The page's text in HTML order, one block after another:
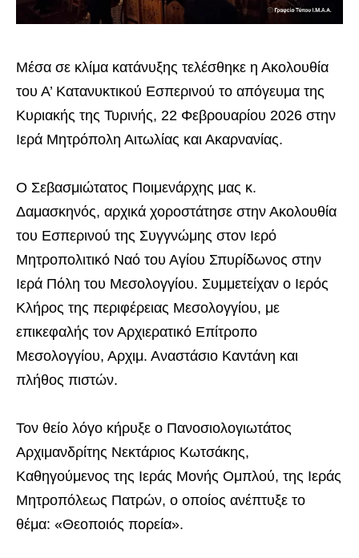
Μέσα σε κλίμα κατάνυξης τελέσθηκε η Ακολουθία
του Α’ Κατανυκτικού Εσπερινού το απόγευμα της
Κυριακής της Τυρινής, 22 Φεβρουαρίου 2026 στην
Ιερά Μητρόπολη Αιτωλίας και Ακαρνανίας.
Ο Σεβασμιώτατος Ποιμενάρχης μας κ.
Δαμασκηνός, αρχικά χοροστάτησε στην Ακολουθία
του Εσπερινού της Συγγνώμης στον Ιερό
Μητροπολιτικό Ναό του Αγίου Σπυρίδωνος στην
Ιερά Πόλη του Μεσολογγίου. Συμμετείχαν ο Ιερός
Κλήρος της περιφέρειας Μεσολογγίου, με
επικεφαλής τον Αρχιερατικό Επίτροπο
Μεσολογγίου, Αρχιμ. Αναστάσιο Καντάνη και
πλήθος πιστών.
Τον θείο λόγο κήρυξε ο Πανοσιολογιωτάτος
Αρχιμανδρίτης Νεκτάριος Κωτσάκης,
Καθηγούμενος της Ιεράς Μονής Ομπλού, της Ιεράς
Μητροπόλεως Πατρών, ο οποίος ανέπτυξε το
θέμα: «Θεοποιός πορεία».